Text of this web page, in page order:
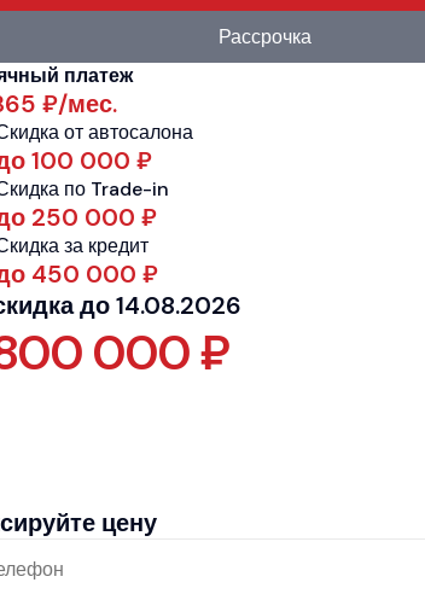
Рассрочка
платеж
₽/мес.
от автосалона
100 000 ₽
по Trade-in
250 000 ₽
за кредит
450 000 ₽
до 14.08.2026
000₽
цену